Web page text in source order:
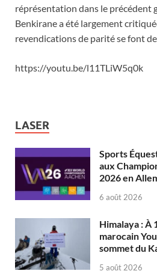
réprésentation dans le précédent
Benkirane a été largement
revendications de parité se font
https://youtu.be/l11TLiW5q0k
LASER
Sports
aux
2026 en
6 août 2026
Himalaya : À
marocain
sommet du
5 août 2026